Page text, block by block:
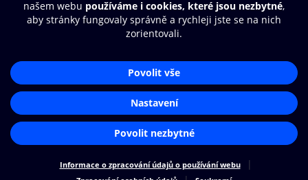
© O2 Czech Republic a.s.
Zásady zpracování osobních údajů
Nastavení cookies
Aplikace O2 Knihovna
Čti a poslouchej své e-knihy a
audioknihy rychleji a pohodlněji.